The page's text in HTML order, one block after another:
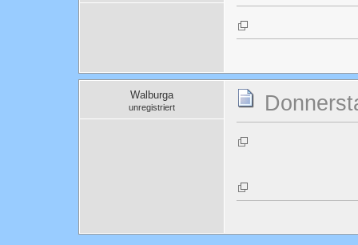
Walburga
unregistriert